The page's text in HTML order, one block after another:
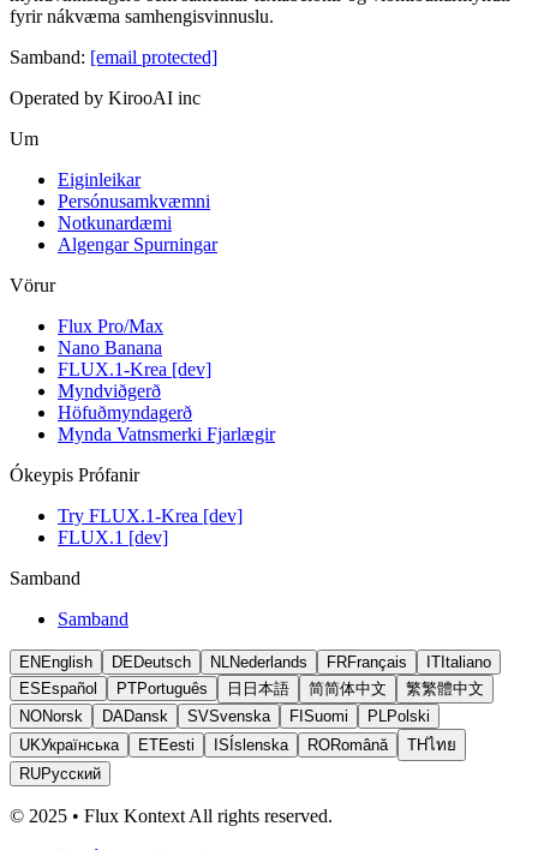
fyrir nákvæma samhengisvinnuslu.
Samband: [email protected]
Operated by KirooAI inc
Um
Eiginleikar
Persónusamkvæmni
Notkunardæmi
Algengar Spurningar
Vörur
Flux Pro/Max
Nano Banana
FLUX.1-Krea [dev]
Myndviðgerð
Höfuðmyndagerð
Mynda Vatnsmerki Fjarlægir
Ókeypis Prófanir
Try FLUX.1-Krea [dev]
FLUX.1 [dev]
Samband
Samband
ENEnglish DEDeutsch NL Nederlands FRFrançais ITItaliano
ESEspañol PTPortuguês 日 日本語 简简体中文 繁繁體中文
NONorsk DADansk SVSvenska FISuomi PL Polski
UKУкраїнська ETEesti ISÍslenska RORomână THไทย
RUРусский
© 2025 • Flux Kontext All rights reserved.